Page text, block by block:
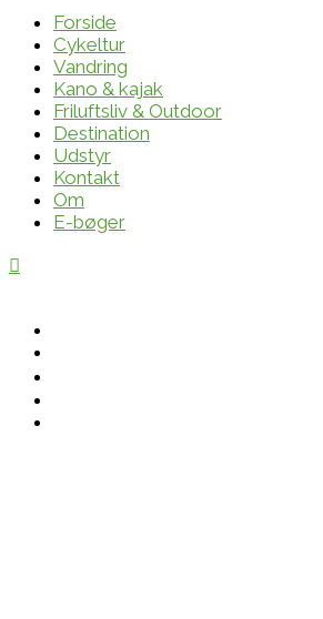
Forside
Cykeltur
Vandring
Kano & kajak
Friluftsliv & Outdoor
Destination
Udstyr
Kontakt
Om
E-bøger